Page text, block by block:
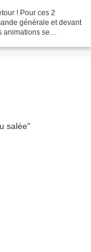
! Pour ces 2
générale et devant
animations se